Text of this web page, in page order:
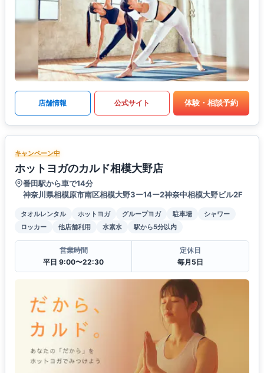
店舗情報 公式サイト 体験・相談予約
キャンペーン中
ホットヨガのカルド相模大野店
番田駅から車で14分
神奈川県相模原市南区相模大野3ー14ー2神奈中相模大野ビル2F
タオルレンタル ホットヨガ グループヨガ 駐車場
シャワー
ロッカー
他店舗利用 水素水 駅から5分以内
営業時間
平日 9:00〜22:30
定休日
毎月5日